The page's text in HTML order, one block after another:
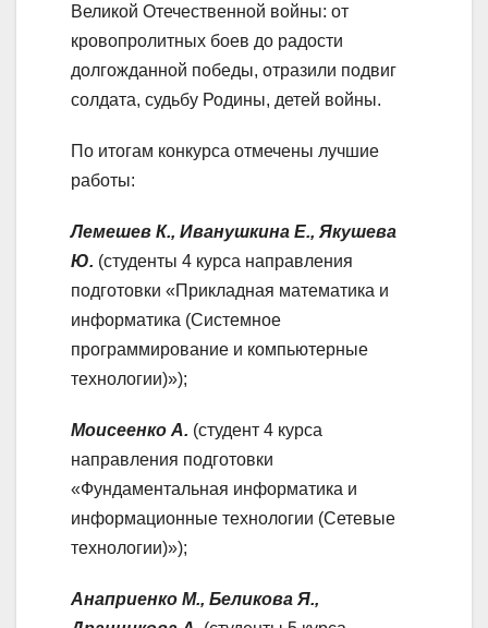
Великой Отечественной войны: от
кровопролитных боев до радости
долгожданной победы, отразили подвиг
солдата, судьбу Родины, детей войны.
По итогам конкурса отмечены лучшие
работы:
Лемешев К., Иванушкина Е., Якушева
Ю. (студенты 4 курса направления
подготовки «Прикладная математика и
информатика (Системное
программирование и компьютерные
технологии)»);
Моисеенко А. (студент 4 курса
направления подготовки
«Фундаментальная информатика и
информационные технологии (Сетевые
технологии)»);
Анаприенко М., Беликова Я.,